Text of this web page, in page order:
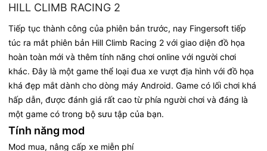
HILL CLIMB RACING 2
Tiếp tục thành công của phiên bản trước, nay Fingersoft tiếp
túc ra mắt phiên bản Hill Climb Racing 2 với giao diện đồ họa
hoàn toàn mới và thêm tính năng chơi online với người chơi
khác. Đây là một game thể loại đua xe vượt địa hình với đồ họa
khá đẹp mắt dành cho dòng máy Android. Game có lối chơi khá
hấp dẫn, được đánh giá rất cao từ phía người chơi và đáng là
một game có trong bộ sưu tập của bạn.
Tính năng mod
Mod mua, nâng cấp xe miễn phí